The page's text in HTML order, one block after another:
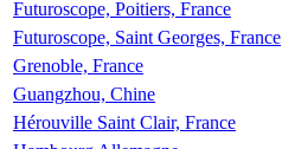
Futuroscope, Poitiers, France
Futuroscope, Saint Georges, France
Grenoble, France
Guangzhou, Chine
Hérouville Saint Clair, France